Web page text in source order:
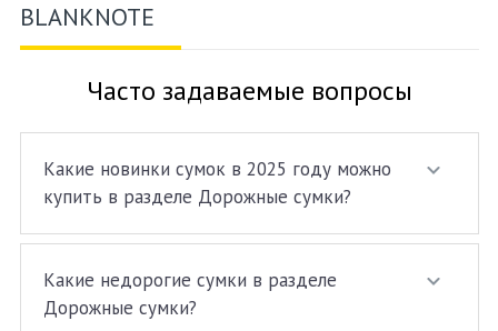
BLANKNOTE
Часто задаваемые вопросы
Какие новинки сумок в 2025 году можно
купить в разделе Дорожные сумки?
Какие недорогие сумки в разделе
Дорожные сумки?